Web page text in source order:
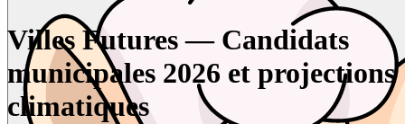
Villes Futures — Candidats
municipales 2026 et projections
climatiques